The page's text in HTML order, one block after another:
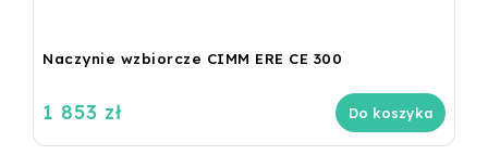
Naczynie wzbiorcze CIMM ERE CE 300
1 853 zł Do koszyka